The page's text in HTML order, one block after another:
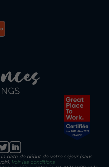
date de début de votre séjour (sans
Voir les conditions